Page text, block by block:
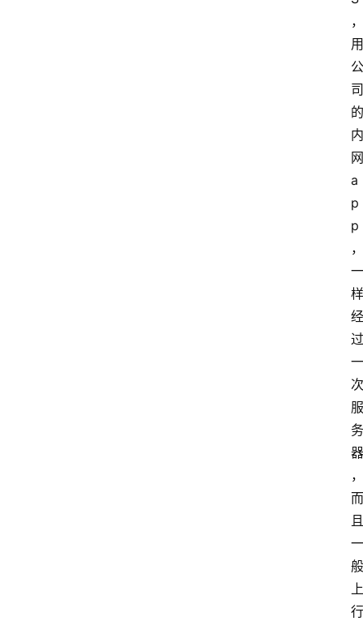
，
用
公
司
的
内
网
a
p
p
，
一
样
经
过
一
次
服
务
器
，
而
且
一
般
上
行